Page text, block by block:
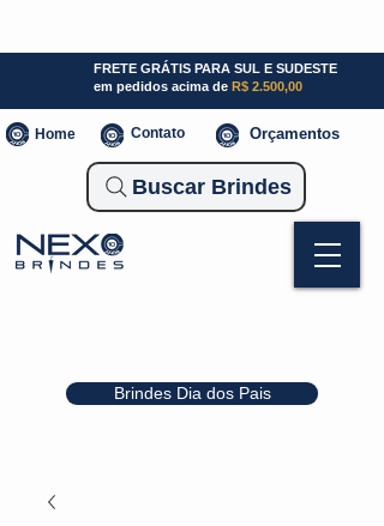
Brindes Dia dos Pais
FRETE GRÁTIS PARA SUL E SUDESTE
em pedidos acima de R$ 2.500,00
Home Contato Orçamentos
Buscar Brindes